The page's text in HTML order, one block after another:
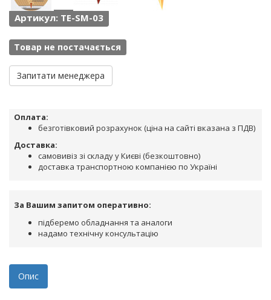
Артикул: TE-SM-03
Товар не постачається
Запитати менеджера
Оплата:
безготівковий розрахунок (ціна на сайті вказана з ПДВ)
Доставка:
самовивіз зі складу у Києві (безкоштовно)
доставка транспортною компанією по Україні
За Вашим запитом оперативно:
підберемо обладнання та аналоги
надамо технічну консультацію
Опис